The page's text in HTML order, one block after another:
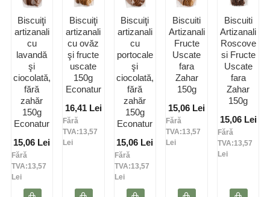
Biscuiţi
artizanali
cu
lavandă
şi
ciocolată,
fără
zahăr
150g
Econatur
15,06 Lei
Fără
TVA:13,57
Lei
Biscuiţi
artizanali
cu ovăz
şi fructe
uscate
150g
Econatur
16,41 Lei
Fără
TVA:13,57
Lei
Biscuiţi
artizanali
cu
portocale
şi
ciocolată,
fără
zahăr
150g
Econatur
15,06 Lei
Fără
TVA:13,57
Lei
Biscuiti
Artizanali
Fructe
Uscate
fara
Zahar
150g
15,06 Lei
Fără
TVA:13,57
Lei
Biscuiti
Artizanali
Roscove
si Fructe
Uscate
fara
Zahar
150g
15,06 Lei
Fără
TVA:13,57
Lei